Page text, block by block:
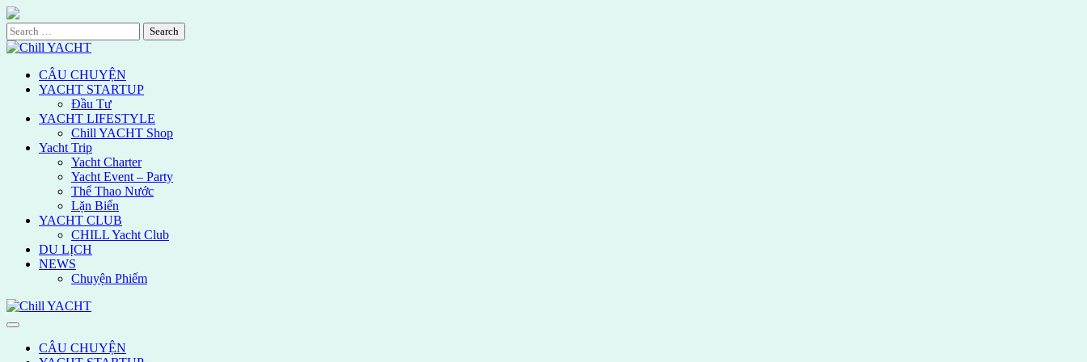
Skip
to
content
Search
for:
CÂU CHUYỆN
YACHT STARTUP
Đầu Tư
YACHT LIFESTYLE
Chill YACHT Shop
Yacht Trip
Yacht Charter
Yacht Event – Party
Thể Thao Nước
Lặn Biển
YACHT CLUB
CHILL Yacht Club
DU LỊCH
NEWS
Chuyện Phiếm
CÂU CHUYỆN